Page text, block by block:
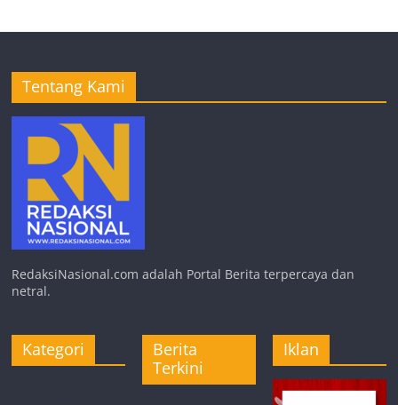
Tentang Kami
RedaksiNasional.com adalah Portal Berita terpercaya dan
netral.
Kategori
Berita
Terkini
Iklan